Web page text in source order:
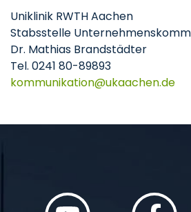
Uniklinik RWTH Aachen
Stabsstelle
Dr. Mathias Brandstädter
Tel. 0241 80-89893
kommunikation
ukaachende